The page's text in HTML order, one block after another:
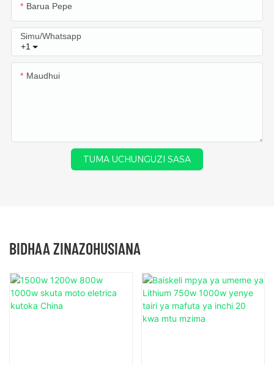
Barua Pepe
+1
Simu/whatsapp
Maudhui
TUMA UCHUNGUZI SASA
BIDHAA ZINAZOHUSIANA